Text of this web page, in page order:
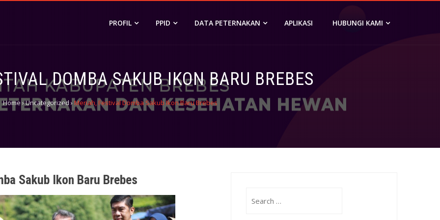
HEWAN PROFIL PPID DATA PETERNAKAN APLIKASI HUBUNGI KAMI
DOMBA SAKUB IKON BARU BREBES
Home›Uncategorized ›Meriah, Festival Domba Sakub Ikon Baru Brebes
Sakub Ikon Baru Brebes